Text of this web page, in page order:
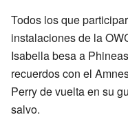
Todos los que
instalaciones de la
Isabella besa a
recuerdos con el
Perry de vuelta en su
salvo.